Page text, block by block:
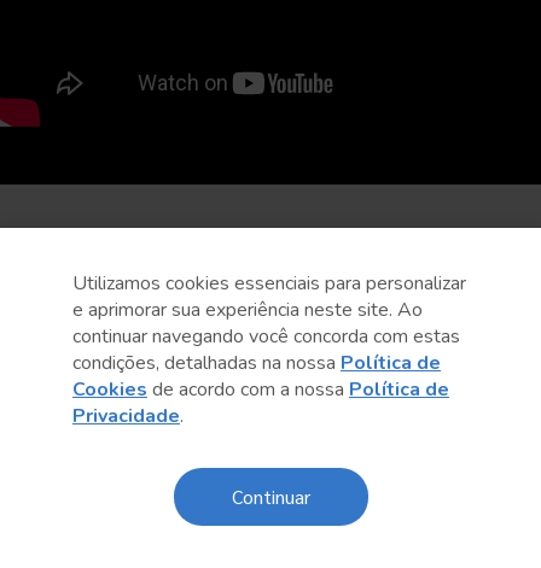
Utilizamos cookies essenciais para personalizar
e aprimorar sua experiência neste site. Ao
continuar navegando você concorda com estas
condições, detalhadas na nossa Política de
Cookies de acordo com a nossa Política de
Privacidade.
Continuar